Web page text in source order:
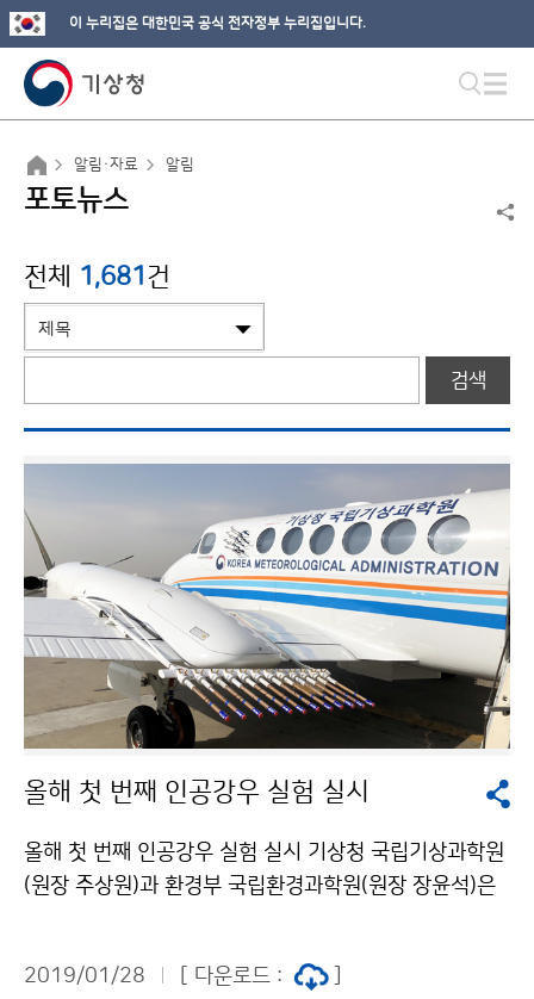
이 누리집은 대한민국 공식 전자정부 누리집입니다.
알림·자료 알림
포토뉴스
전체 1,681건
검색
올해 첫 번째 인공강우 실험 실시
올해 첫 번째 인공강우 실험 실시 기상청 국립기상과학원
(원장 주상원)과 환경부 국립환경과학원(원장 장윤석)은
합동 실험을 진행했습니다.
2019/01/28 [ 다운로드 :